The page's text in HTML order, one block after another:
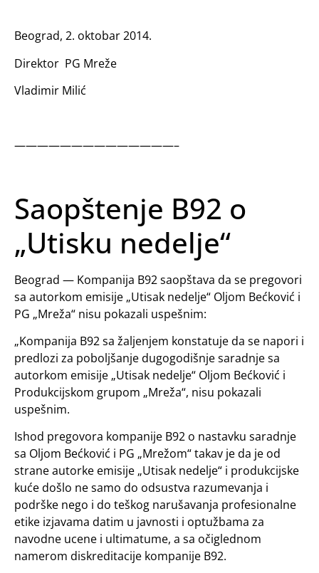
Beograd, 2. oktobar 2014.
Direktor PG Mreže
Vladimir Milić
——————————————–
Saopštenje B92 o
„Utisku nedelje“
Beograd — Kompanija B92 saopštava da se pregovori
sa autorkom emisije „Utisak nedelje“ Oljom Bećković i
PG „Mreža“ nisu pokazali uspešnim:
„Kompanija B92 sa žaljenjem konstatuje da se napori i
predlozi za poboljšanje dugogodišnje saradnje sa
autorkom emisije „Utisak nedelje“ Oljom Bećković i
Produkcijskom grupom „Mreža“, nisu pokazali
uspešnim.
Ishod pregovora kompanije B92 o nastavku saradnje
sa Oljom Bećković i PG „Mrežom“ takav je da je od
strane autorke emisije „Utisak nedelje“ i produkcijske
kuće došlo ne samo do odsustva razumevanja i
podrške nego i do teškog narušavanja profesionalne
etike izjavama datim u javnosti i optužbama za
navodne ucene i ultimatume, a sa očiglednom
namerom diskreditacije kompanije B92.